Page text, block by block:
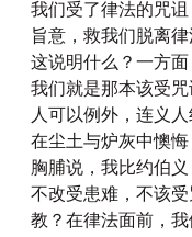
我们受了律法的咒
旨意，救我们脱离律
这说明什么？一方
我们就是那本该受
人可以例外，连义
在尘土与炉灰中懊
胸脯说，我比约伯义
不改受患难，不该
教？在律法面前，